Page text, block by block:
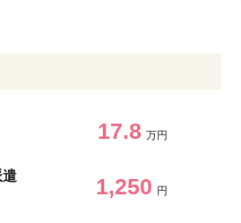
17.8 万円
遣
1,250 円